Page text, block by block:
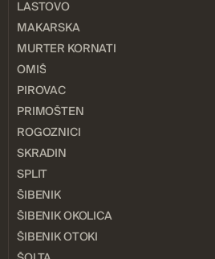
LASTOVO
MAKARSKA
MURTER KORNATI
OMIŠ
PIROVAC
PRIMOŠTEN
ROGOZNICI
SKRADIN
SPLIT
ŠIBENIK
ŠIBENIK OKOLICA
ŠIBENIK OTOKI